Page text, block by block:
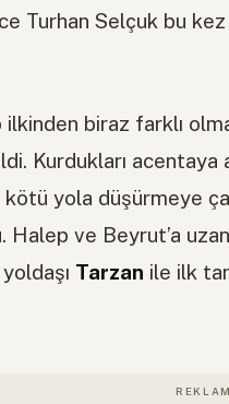
Turhan Selçuk bu
ilkinden biraz farklı
Kurdukları
kötü yola düşürmeye
Halep ve Beyrut’a
Tarzan ile ilk